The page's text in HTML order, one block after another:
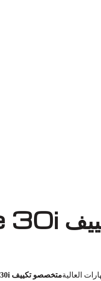
العاليةمتخصصو تكييف BMW xDrive 30i